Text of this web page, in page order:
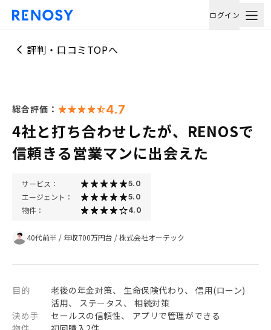
ログイン
評判・口コミTOPへ
総合評価： 4.7
4社と打ち合わせしたが、RENOSで
信頼きる営業マンに出会えた
サービス： 5.0
エージェント： 5.0
物件： 4.0
40代前半 / 年収700万円台 /株式会社オーテック
目的
老後の年金対策、 生命保険代わり、 信用(ローン)
活用、 ステータス、 相続対策
決め手
セールスの信頼性、 アプリで管理ができる